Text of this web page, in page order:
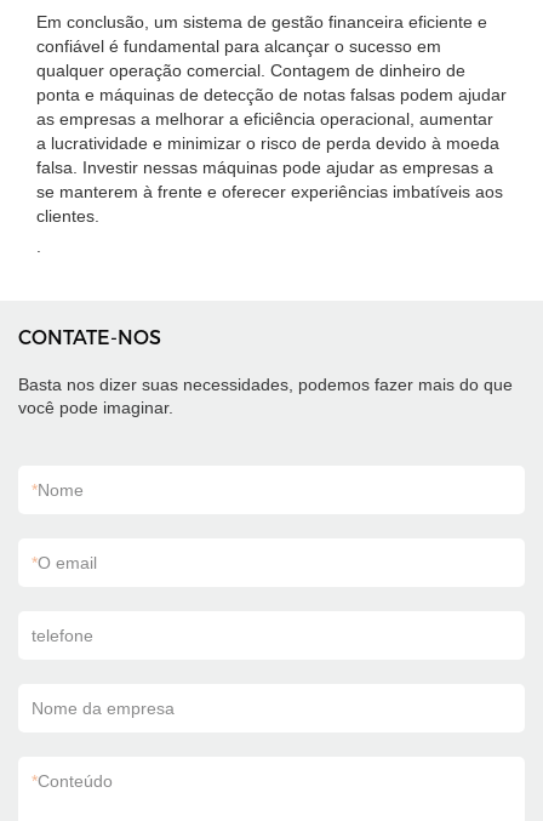
Em conclusão, um sistema de gestão financeira eficiente e
confiável é fundamental para alcançar o sucesso em
qualquer operação comercial. Contagem de dinheiro de
ponta e máquinas de detecção de notas falsas podem ajudar
as empresas a melhorar a eficiência operacional, aumentar
a lucratividade e minimizar o risco de perda devido à moeda
falsa. Investir nessas máquinas pode ajudar as empresas a
se manterem à frente e oferecer experiências imbatíveis aos
clientes.
CONTATE-NOS
Basta nos dizer suas necessidades, podemos fazer mais do que
você pode imaginar.
*Nome
*O email
telefone
Nome da empresa
*Conteúdo